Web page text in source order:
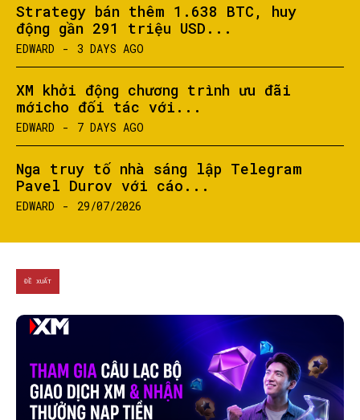
Strategy bán thêm 1.638 BTC, huy
động gần 291 triệu USD...
EDWARD - 3 DAYS AGO
XM khởi động chương trình ưu đãi
mớicho đối tác với...
EDWARD - 7 DAYS AGO
Nga truy tố nhà sáng lập Telegram
Pavel Durov với cáo...
EDWARD - 29/07/2026
ĐỀ XUẤT